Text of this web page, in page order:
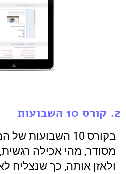
2. קורס 10 השבועות
בקורס 10 השבועות
מסודר, מהי אכילה רגשית,
ולאזן אותה, כך שנצליח